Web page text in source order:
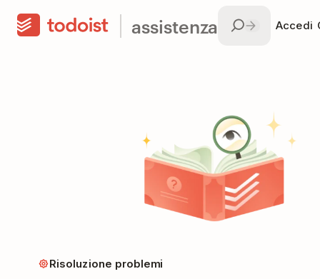
assistenza Accedi
Risoluzione problemi